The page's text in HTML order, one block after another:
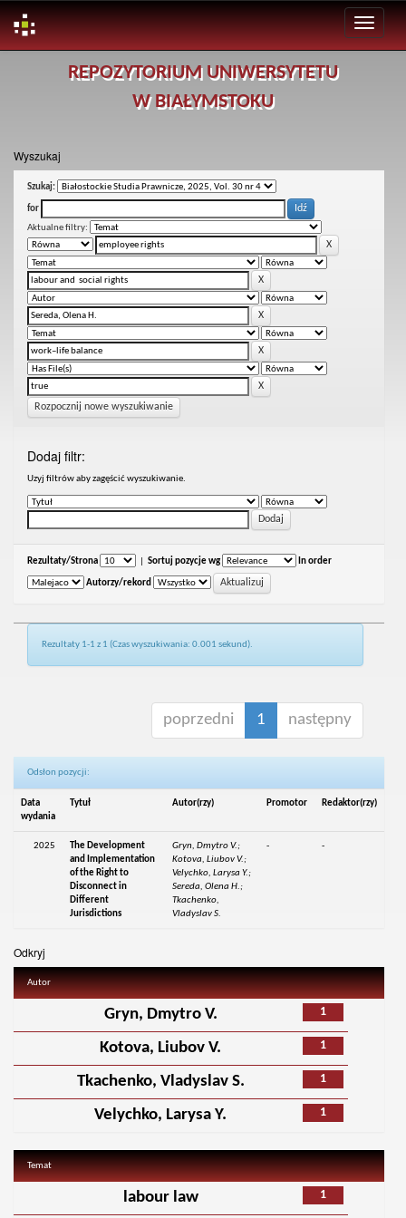
REPOZYTORIUM UNIWERSYTETU
W BIAŁYMSTOKU
Wyszukaj
Szukaj:
for
Aktualne filtry:
Rozpocznij nowe wyszukiwanie
Dodaj filtr:
Uzyj filtrów aby zagęścić wyszukiwanie.
Rezultaty/Strona Sortuj pozycje wg In order
Autorzy/rekord
Rezultaty 1-1 z 1 (Czas wyszukiwania: 0.001 sekund).
poprzedni 1 następny
Odsłon pozycji:
Data
wydania
Tytuł Autor(rzy) Promotor Redaktor(rzy)
2025
The Development
and Implementation
of the Right to
Disconnect in
Different
Jurisdictions
Gryn, Dmytro V.;
Kotova, Liubov V.;
Velychko, Larysa Y.;
Sereda, Olena H.;
Tkachenko,
Vladyslav S.
- -
Odkryj
Autor
1
Gryn, Dmytro V.
1
Kotova, Liubov V.
1
Tkachenko, Vladyslav S.
1
Velychko, Larysa Y.
Temat
1
labour law